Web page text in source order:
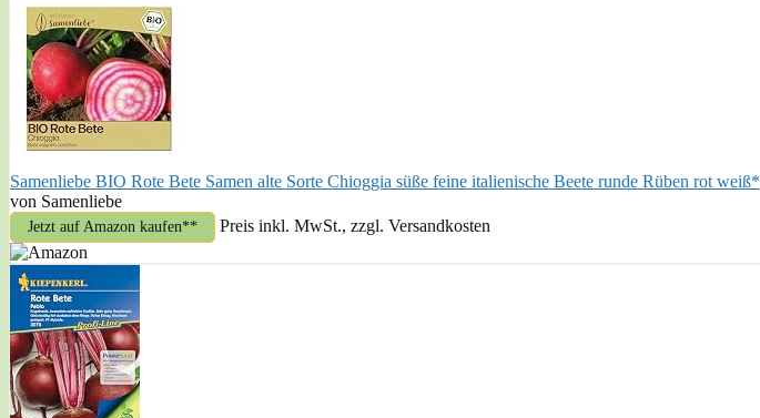
Samenliebe BIO Rote Bete Samen alte Sorte Chioggia süße feine italienische Beete runde Rüben rot weiß*
von Samenliebe
Jetzt auf Amazon kaufen* Preis inkl. MwSt., zzgl. Versandkosten